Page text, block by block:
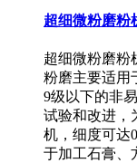
超细微粉磨粉
超细微粉磨粉
粉磨主要适用
9级以下的非
试验和改进，
机，细度可达
于加工石膏、